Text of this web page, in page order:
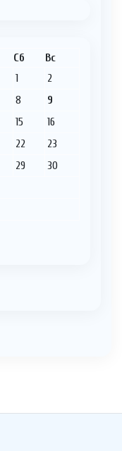
Сб Вс
1
2
8
9
15
16
22
23
29
30